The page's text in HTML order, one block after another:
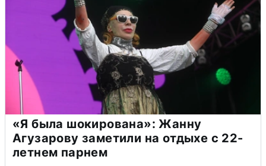
«Я была шокирована»: Жанну
Агузарову заметили на отдыхе с 22-
летнем парнем